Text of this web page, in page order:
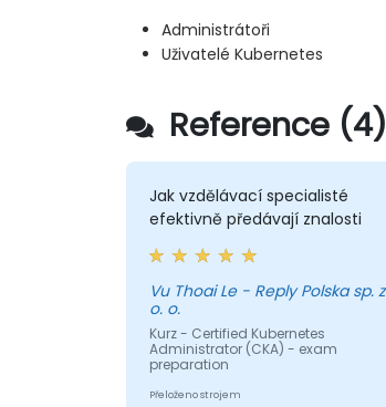
Administrátoři
Uživatelé Kubernetes
Reference (4)
Jak vzdělávací specialisté
efektivně předávají znalosti
Vu Thoai Le - Reply Polska sp. z
o. o.
Kurz - Certified Kubernetes
Administrator (CKA) - exam
preparation
Přeloženo strojem